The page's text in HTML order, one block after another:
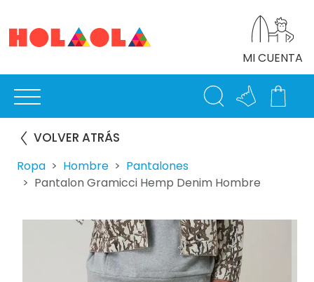
MI CUENTA
VOLVER ATRÁS
Ropa Hombre
Pantalones
Pantalon Gramicci Hemp Denim Hombre